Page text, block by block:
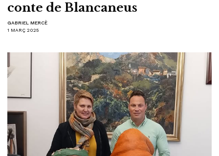
conte de Blancaneus
GABRIEL MERCÈ
1 MARÇ 2025